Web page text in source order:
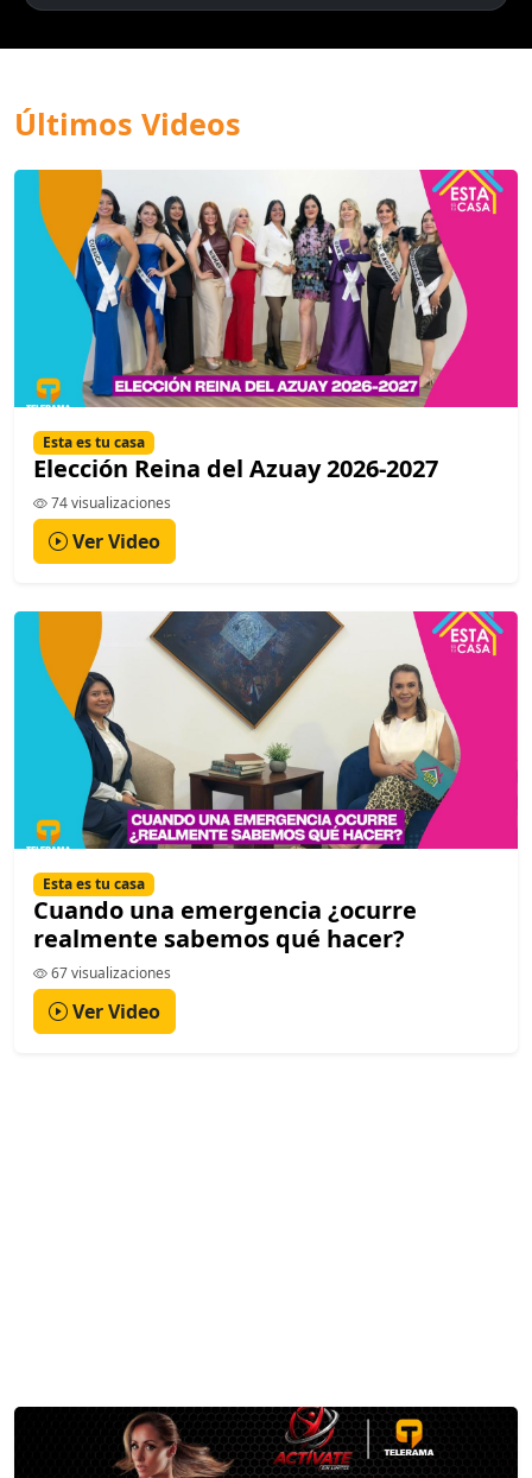
Últimos Videos
Esta es tu casa
Elección Reina del Azuay 2026-2027
74 visualizaciones
Ver Video
Esta es tu casa
Cuando una emergencia ¿ocurre
realmente sabemos qué hacer?
67 visualizaciones
Ver Video